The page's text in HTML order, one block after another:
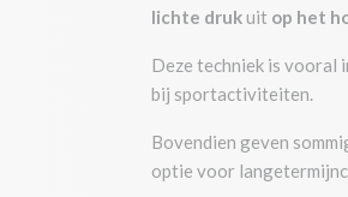
lichte drukuit op het
Deze techniek is vooral
bij sportactiviteiten.
Bovendien geven
optie voor